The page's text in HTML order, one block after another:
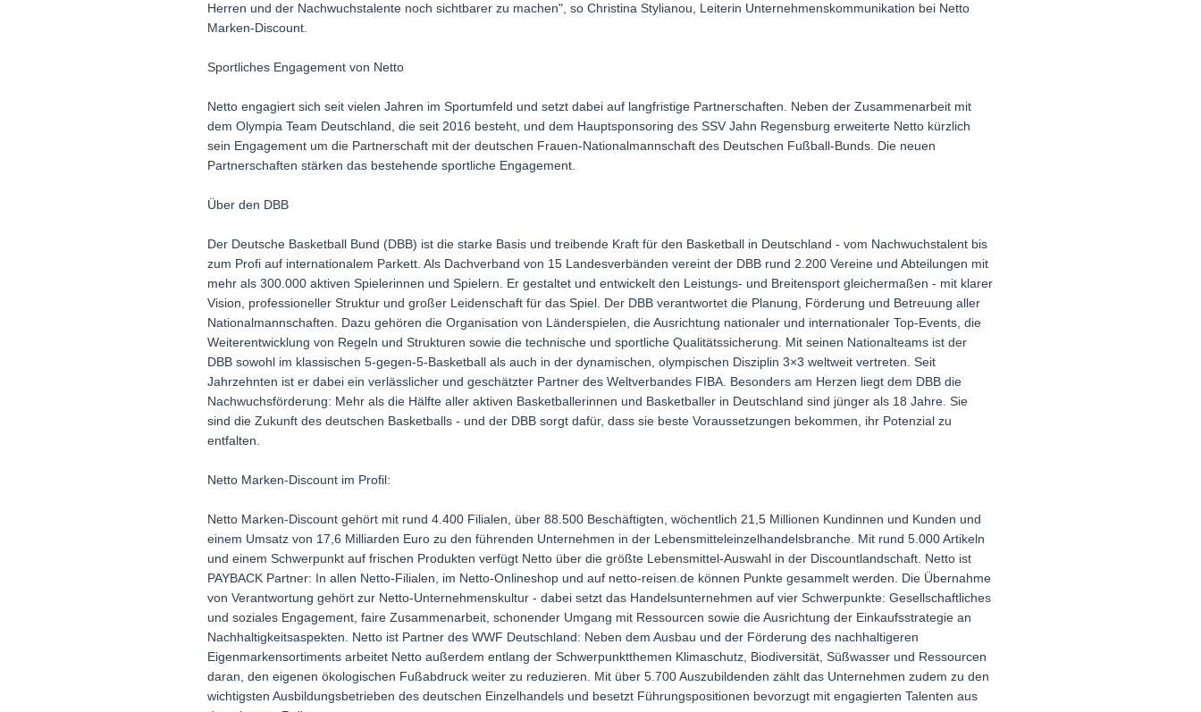
Herren und der Nachwuchstalente noch sichtbarer zu machen", so Christina Stylianou, Leiterin Unternehmenskommunikation bei Netto
Marken-Discount.
Sportliches Engagement von Netto
Netto engagiert sich seit vielen Jahren im Sportumfeld und setzt dabei auf langfristige Partnerschaften. Neben der Zusammenarbeit mit
dem Olympia Team Deutschland, die seit 2016 besteht, und dem Hauptsponsoring des SSV Jahn Regensburg erweiterte Netto kürzlich
sein Engagement um die Partnerschaft mit der deutschen Frauen-Nationalmannschaft des Deutschen Fußball-Bunds. Die neuen
Partnerschaften stärken das bestehende sportliche Engagement.
Über den DBB
Der Deutsche Basketball Bund (DBB) ist die starke Basis und treibende Kraft für den Basketball in Deutschland - vom Nachwuchstalent bis
zum Profi auf internationalem Parkett. Als Dachverband von 15 Landesverbänden vereint der DBB rund 2.200 Vereine und Abteilungen mit
mehr als 300.000 aktiven Spielerinnen und Spielern. Er gestaltet und entwickelt den Leistungs- und Breitensport gleichermaßen - mit klarer
Vision, professioneller Struktur und großer Leidenschaft für das Spiel. Der DBB verantwortet die Planung, Förderung und Betreuung aller
Nationalmannschaften. Dazu gehören die Organisation von Länderspielen, die Ausrichtung nationaler und internationaler Top-Events, die
Weiterentwicklung von Regeln und Strukturen sowie die technische und sportliche Qualitätssicherung. Mit seinen Nationalteams ist der
DBB sowohl im klassischen 5-gegen-5-Basketball als auch in der dynamischen, olympischen Disziplin 3×3 weltweit vertreten. Seit
Jahrzehnten ist er dabei ein verlässlicher und geschätzter Partner des Weltverbandes FIBA. Besonders am Herzen liegt dem DBB die
Nachwuchsförderung: Mehr als die Hälfte aller aktiven Basketballerinnen und Basketballer in Deutschland sind jünger als 18 Jahre. Sie
sind die Zukunft des deutschen Basketballs - und der DBB sorgt dafür, dass sie beste Voraussetzungen bekommen, ihr Potenzial zu
entfalten.
Netto Marken-Discount im Profil:
Netto Marken-Discount gehört mit rund 4.400 Filialen, über 88.500 Beschäftigten, wöchentlich 21,5 Millionen Kundinnen und Kunden und
einem Umsatz von 17,6 Milliarden Euro zu den führenden Unternehmen in der Lebensmitteleinzelhandelsbranche. Mit rund 5.000 Artikeln
und einem Schwerpunkt auf frischen Produkten verfügt Netto über die größte Lebensmittel-Auswahl in der Discountlandschaft. Netto ist
PAYBACK Partner: In allen Netto-Filialen, im Netto-Onlineshop und auf netto-reisen.de können Punkte gesammelt werden. Die Übernahme
von Verantwortung gehört zur Netto-Unternehmenskultur - dabei setzt das Handelsunternehmen auf vier Schwerpunkte: Gesellschaftliches
und soziales Engagement, faire Zusammenarbeit, schonender Umgang mit Ressourcen sowie die Ausrichtung der Einkaufsstrategie an
Nachhaltigkeitsaspekten. Netto ist Partner des WWF Deutschland: Neben dem Ausbau und der Förderung des nachhaltigeren
Eigenmarkensortiments arbeitet Netto außerdem entlang der Schwerpunktthemen Klimaschutz, Biodiversität, Süßwasser und Ressourcen
daran, den eigenen ökologischen Fußabdruck weiter zu reduzieren. Mit über 5.700 Auszubildenden zählt das Unternehmen zudem zu den
wichtigsten Ausbildungsbetrieben des deutschen Einzelhandels und besetzt Führungspositionen bevorzugt mit engagierten Talenten aus